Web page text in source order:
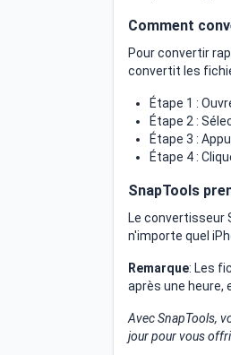
Comment
Pour convertir
convertit les
Étape 1 :
Étape 2 :
Étape 3 :
Étape 4 :
SnapTools
Le convertisseur
n'importe quel
Remarque: Les
après une heure,
Avec SnapTools,
jour pour vous